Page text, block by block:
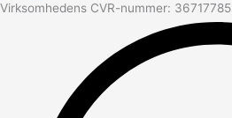
Virksomhedens CVR-nummer: 36717785